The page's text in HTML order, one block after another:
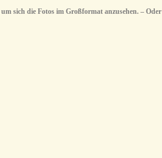
sich die Fotos im Großformat anzusehen. –